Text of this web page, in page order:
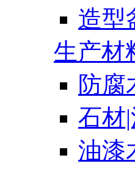
造型
生产材
防腐
石材
油漆